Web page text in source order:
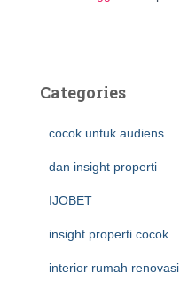
Categories
cocok untuk audiens
dan insight properti
IJOBET
insight properti cocok
interior rumah renovasi